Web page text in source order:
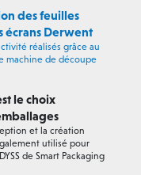
des feuilles
écrans Derwent
réalisés grâce au
machine de découpe
le choix
et la création
utilisé pour
de Smart Packaging